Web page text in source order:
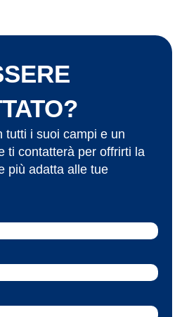
tutti i suoi campi e un
ti contatterà per offrirti la
più adatta alle tue